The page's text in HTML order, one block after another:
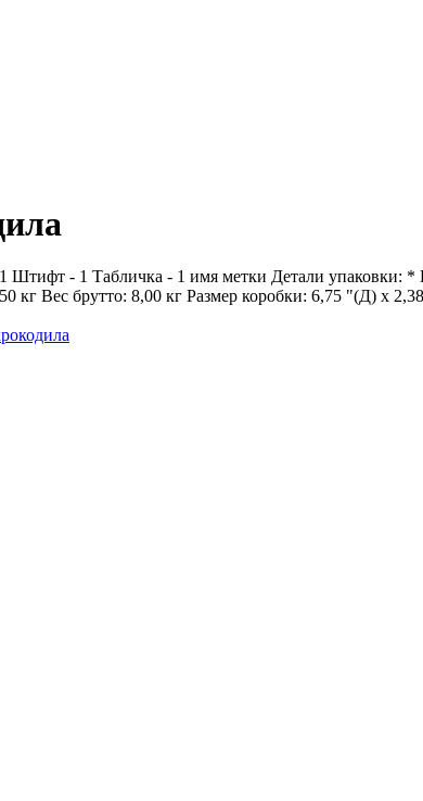
- 1 Табличка - 1 имя метки Детали
кг Вес брутто: 8,00 кг Размер коробки: 6,75 "(Д) х